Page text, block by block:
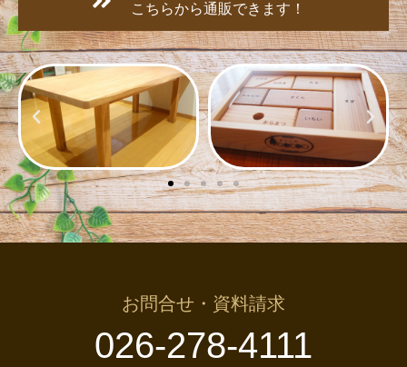
こちらから通販できます！
お問合せ・資料請求
026-278-4111